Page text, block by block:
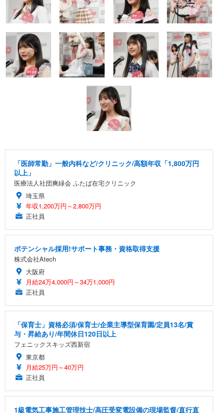
「医師常勤」一般内科など/クリニック/高額年収「1,800万円
以上」
医療法人社団爽緑会 ふたば在宅クリニック
埼玉県
年収1,200万円～2,800万円
正社員
ポテンシャル採用!サポート事務・資格取得支援
株式会社Atech
大阪府
月給24万4,000円～34万1,000円
正社員
「保育士」資格必須/保育士/企業主導型保育園/定員13名/賞
与・昇給あり/年間休日120日以上
フェニックスキッズ西新宿
東京都
月給25万円～40万円
正社員
1級電気工事施工管理技士/高圧受変電設備の現場監督/直行直